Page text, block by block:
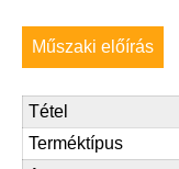
Műszaki előírás
Tétel
Terméktípus